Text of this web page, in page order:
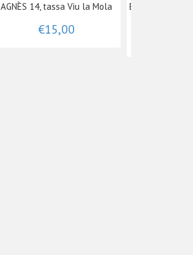
AGNÈS 14, tassa Viu la Mola
€15,00
ÉPICA 16